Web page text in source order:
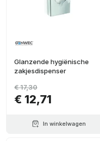
Glanzende hygiënische
zakjesdispenser
€ 12,71
€ 17,30
In winkelwagen